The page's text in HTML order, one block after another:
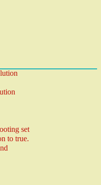
set
to true.